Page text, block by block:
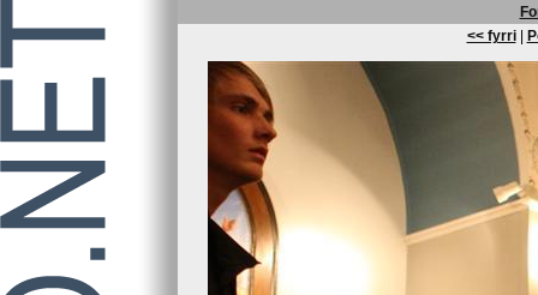
<< fyrri|